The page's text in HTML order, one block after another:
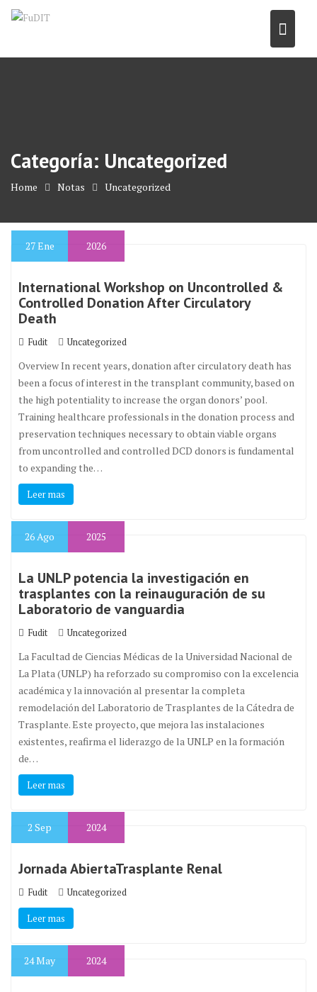
Skip
Categoría: Uncategorized
Home Notas Uncategorized
27Ene 2026
International Workshop on Uncontrolled &
Controlled Donation After Circulatory
Death
Fudit Uncategorized
Overview In recent years, donation after circulatory death has
been a focus of interest in the transplant community, based on
the high potentiality to increase the organ donors’ pool.
Training healthcare professionals in the donation process and
preservation techniques necessary to obtain viable organs
from uncontrolled and controlled DCD donors is fundamental
to expanding the…
Leer mas
26Ago 2025
La UNLP potencia la investigación en
trasplantes con la reinauguración de su
Laboratorio de vanguardia
Fudit Uncategorized
La Facultad de Ciencias Médicas de la Universidad Nacional de
La Plata (UNLP) ha reforzado su compromiso con la excelencia
académica y la innovación al presentar la completa
remodelación del Laboratorio de Trasplantes de la Cátedra de
Trasplante. Este proyecto, que mejora las instalaciones
existentes, reafirma el liderazgo de la UNLP en la formación
de…
Leer mas
2 Sep 2024
Jornada AbiertaTrasplante Renal
Fudit Uncategorized
Leer mas
24May 2024